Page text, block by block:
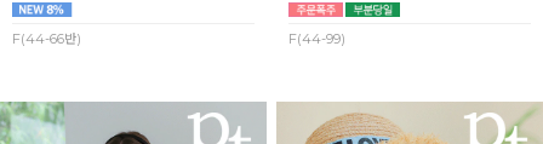
F(44-66반) F(44-99)